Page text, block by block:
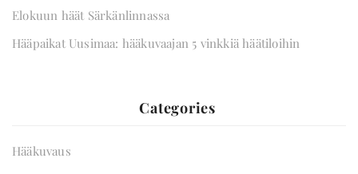
Elokuun häät Särkänlinnassa
Hääpaikat Uusimaa: hääkuvaajan 5 vinkkiä häätiloihin
Categories
Hääkuvaus
with love.